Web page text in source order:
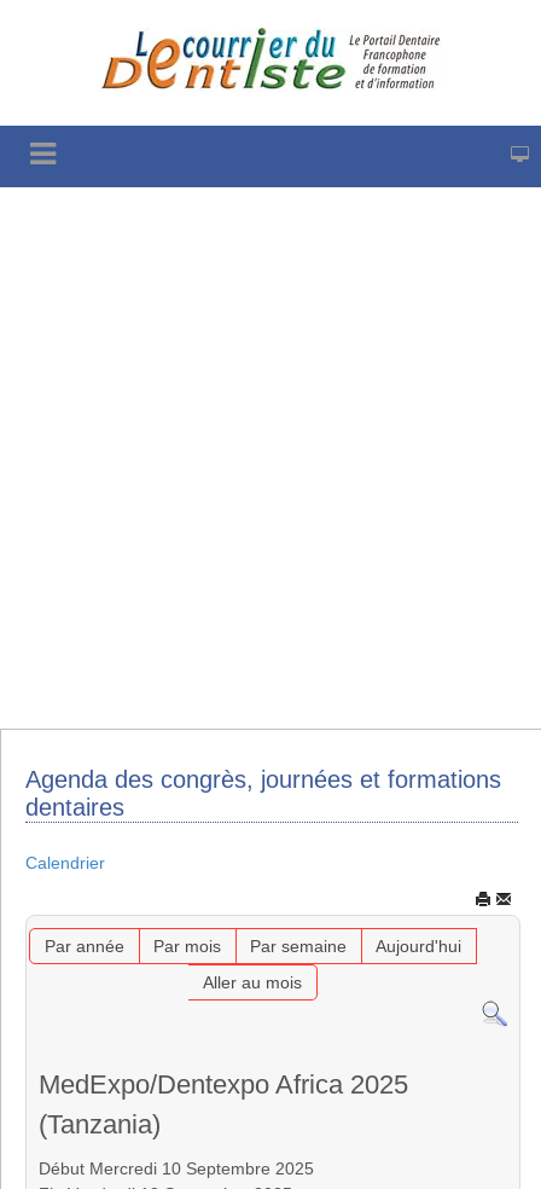
Agenda des congrès, journées et formations
dentaires
Calendrier
Par année Par mois Par semaine
Aujourd'hui
Aller au mois
MedExpo/Dentexpo Africa 2025
(Tanzania)
Début Mercredi 10 Septembre 2025